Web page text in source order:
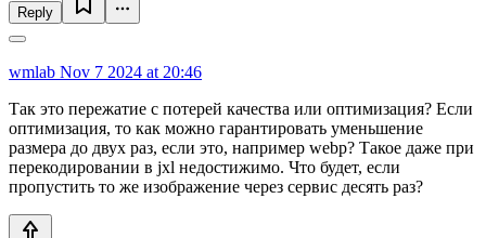
Reply
wmlab Nov 7 2024 at 20:46
Так это пережатие с потерей качества или оптимизация? Если
оптимизация, то как можно гарантировать уменьшение
размера до двух раз, если это, например webp? Такое даже при
перекодировании в jxl недостижимо. Что будет, если
пропустить то же изображение через сервис десять раз?